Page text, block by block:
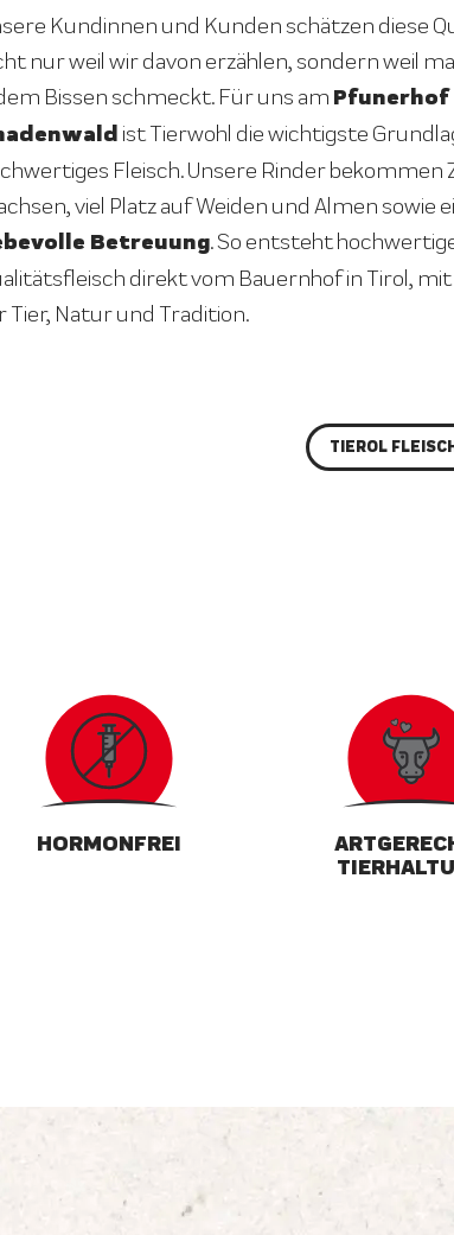
Kundinnen und Kunden schätzen diese
nur weil wir davon erzählen, sondern weil
Bissen schmeckt. Für uns am Pfunerhof
ist Tierwohl die wichtigste
Fleisch. Unsere Rinder bekommen
viel Platz auf Weiden und Almen sowie
Betreuung. So entsteht
direkt vom Bauernhof in Tirol,
Tier, Natur und Tradition.
TIEROL
HORMONFREI